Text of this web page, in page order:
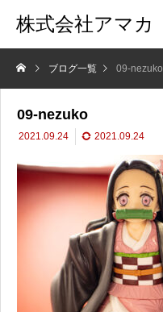
株式会社アマカ
ブログ一覧 09-nezuko
09-nezuko
2021.09.24 2021.09.24